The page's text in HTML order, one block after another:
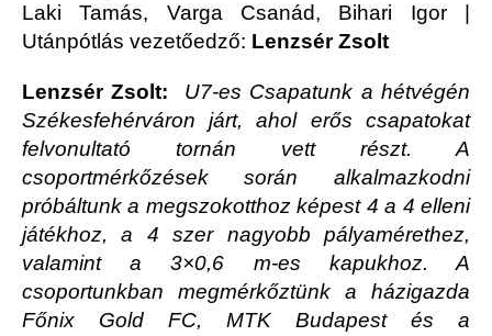
Laki Tamás, Varga Csanád, Bihari Igor |
Utánpótlás vezetőedző: Lenzsér Zsolt
Lenzsér Zsolt:
U7-es Csapatunk a hétvégén
Székesfehérváron járt, ahol erős csapatokat
felvonultató tornán vett részt. A
csoportmérkőzések során alkalmazkodni
próbáltunk a megszokotthoz képest 4 a 4 elleni
játékhoz, a 4 szer nagyobb pályamérethez,
valamint a 3×0,6 m-es kapukhoz. A
csoportunkban megmérkőztünk a házigazda
Főnix Gold FC, MTK Budapest és a